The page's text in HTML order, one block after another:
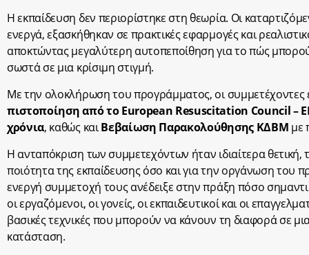
Η εκπαίδευση δεν περιορίστηκε στη θεωρία. Οι
ενεργά, εξασκήθηκαν σε πρακτικές εφαρμογές και
αποκτώντας μεγαλύτερη αυτοπεποίθηση για το πώς
σωστά σε μια κρίσιμη στιγμή.
Με την ολοκλήρωση του προγράμματος, οι συμμετέχοντες
πιστοποίηση από το European Resuscitation Council –
χρόνια, καθώς καιΒεβαίωση Παρακολούθησης ΚΔΒΜ με
Η ανταπόκριση των συμμετεχόντων ήταν ιδιαίτερα θετική,
ποιότητα της εκπαίδευσης όσο και για την οργάνωση του
ενεργή συμμετοχή τους ανέδειξε στην πράξη πόσο
οι εργαζόμενοι, οι γονείς, οι εκπαιδευτικοί και οι
βασικές τεχνικές που μπορούν να κάνουν τη διαφορά σε
κατάσταση.